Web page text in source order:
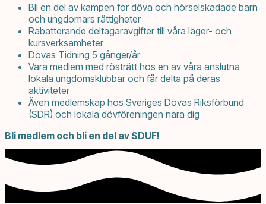
Bli en del av kampen för döva och hörselskadade barn
och ungdomars rättigheter
Rabatterande deltagaravgifter till våra läger- och
kursverksamheter
Dövas Tidning 5 gånger/år
Vara medlem med rösträtt hos en av våra anslutna
lokala ungdomsklubbar och får delta på deras
aktiviteter
Även medlemskap hos Sveriges Dövas Riksförbund
(SDR) och lokala dövföreningen nära dig
Bli medlem och bli en del av SDUF!